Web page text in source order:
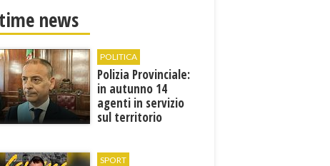
news
POLITICA
Polizia Provinciale:
in autunno 14
agenti in servizio
sul territorio
SPORT